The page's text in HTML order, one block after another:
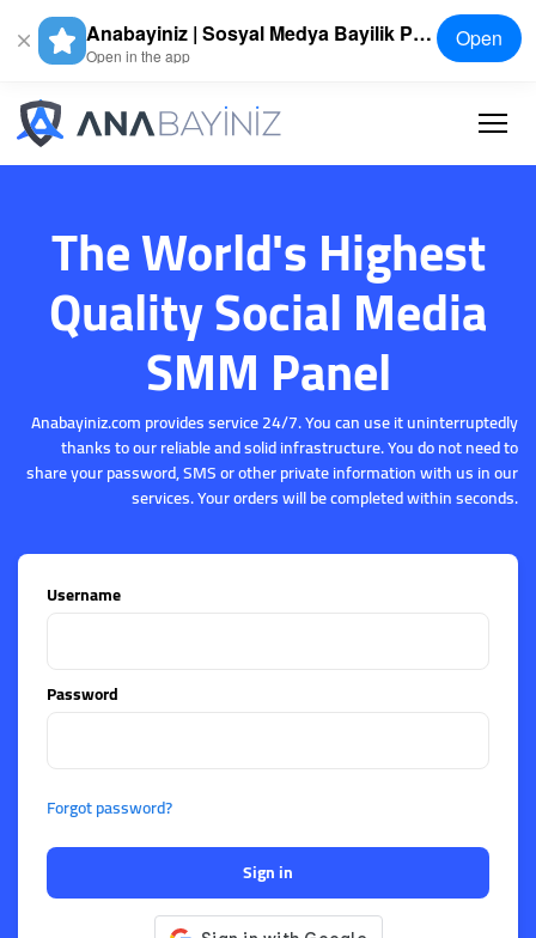
Anabayiniz | Sosyal Medya Bayilik Paneli - SMM Panel
Open in the app
Open
The World's Highest
Quality Social Media
SMM Panel
Anabayiniz.com provides service 24/7. You can use it uninterruptedly
thanks to our reliable and solid infrastructure. You do not need to
share your password, SMS or other private information with us in our
services. Your orders will be completed within seconds.
Username
Password
Forgot password?
Sign in